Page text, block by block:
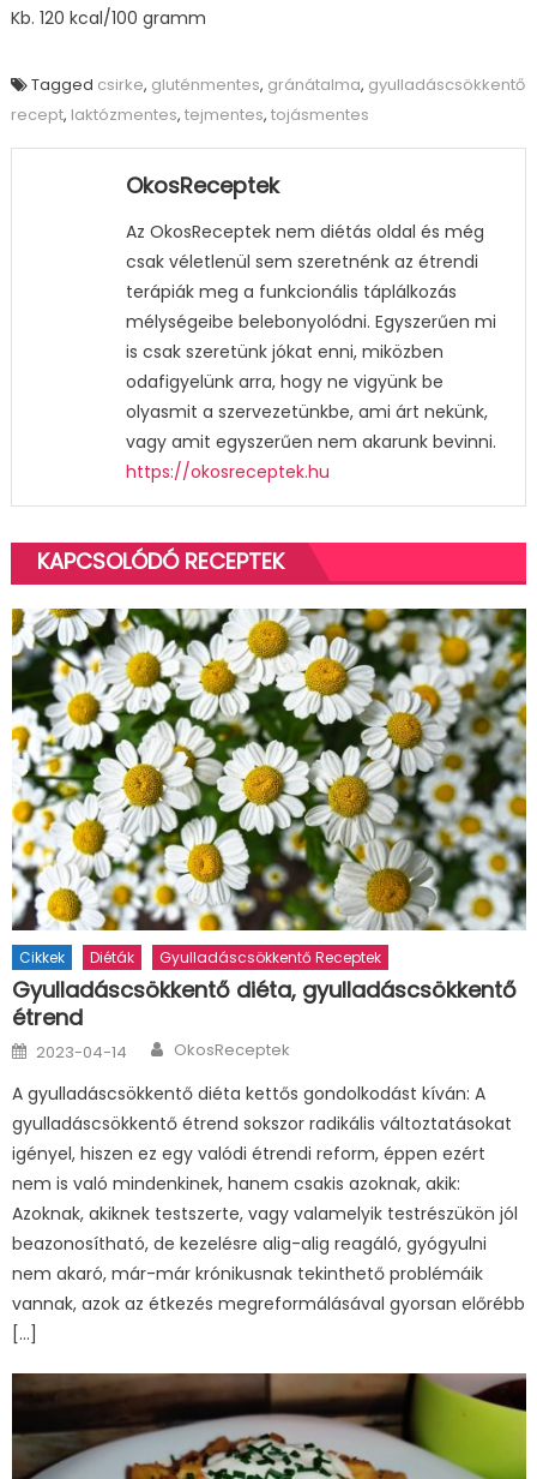
Kb. 120 kcal/100 gramm
Tagged csirke, gluténmentes, gránátalma, gyulladáscsökkentő
recept, laktózmentes, tejmentes, tojásmentes
OkosReceptek
Az OkosReceptek nem diétás oldal és még
csak véletlenül sem szeretnénk az étrendi
terápiák meg a funkcionális táplálkozás
mélységeibe belebonyolódni. Egyszerűen mi
is csak szeretünk jókat enni, miközben
odafigyelünk arra, hogy ne vigyünk be
olyasmit a szervezetünkbe, ami árt nekünk,
vagy amit egyszerűen nem akarunk bevinni.
https://okosreceptek.hu
KAPCSOLÓDÓ RECEPTEK
Cikkek Diéták Gyulladáscsökkentő Receptek
Gyulladáscsökkentő diéta, gyulladáscsökkentő
étrend
Posted
on
2023-04-14 Author
OkosReceptek
A gyulladáscsökkentő diéta kettős gondolkodást kíván: A
gyulladáscsökkentő étrend sokszor radikális változtatásokat
igényel, hiszen ez egy valódi étrendi reform, éppen ezért
nem is való mindenkinek, hanem csakis azoknak, akik:
Azoknak, akiknek testszerte, vagy valamelyik testrészükön jól
beazonosítható, de kezelésre alig-alig reagáló, gyógyulni
nem akaró, már-már krónikusnak tekinthető problémáik
vannak, azok az étkezés megreformálásával gyorsan előrébb
[…]